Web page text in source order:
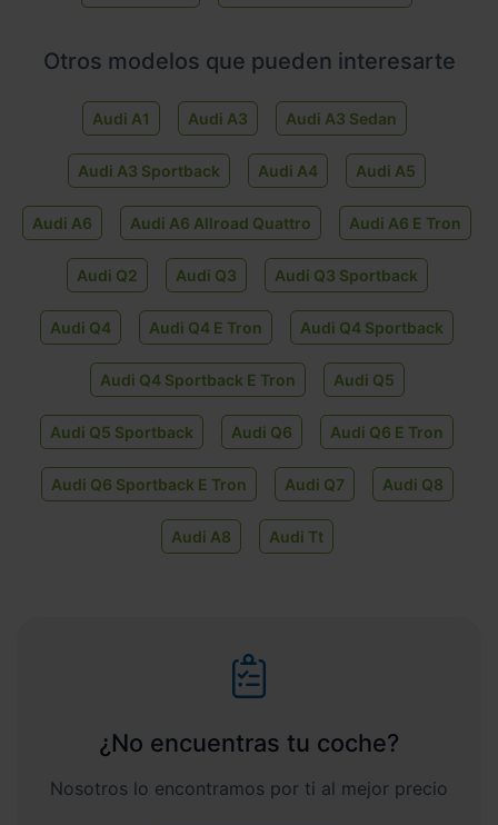
Otros modelos que pueden interesarte
Audi A1 Audi A3 Audi A3 Sedan
Audi A3 Sportback Audi A4 Audi A5
Audi A6 Audi A6 Allroad Quattro Audi A6 E Tron
Audi Q2 Audi Q3 Audi Q3 Sportback
Audi Q4 Audi Q4 E Tron Audi Q4 Sportback
Audi Q4 Sportback E Tron Audi Q5
Audi Q5 Sportback Audi Q6 Audi Q6 E Tron
Audi Q6 Sportback E Tron Audi Q7 Audi Q8
Audi A8 Audi Tt
¿No encuentras tu coche?
Nosotros lo encontramos por ti al mejor precio